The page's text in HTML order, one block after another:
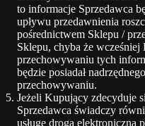
to informacje Sprzedawca
upływu przedawnienia
pośrednictwem Sklepu /
Sklepu, chyba że
przechowywaniu tych
będzie posiadał
przechowywaniu.
Jeżeli Kupujący zdecyduje
Sprzedawca świadczy
usługę drogą elektroniczną